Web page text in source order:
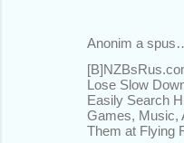
Anonim a
Lose Slow
Easily Search
Games, Music,
Them at Flying